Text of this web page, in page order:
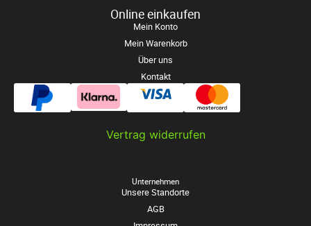
Online einkaufen
Mein Konto
Mein Warenkorb
Über uns
Kontakt
Vertrag widerrufen
Unternehmen
Unsere Standorte
AGB